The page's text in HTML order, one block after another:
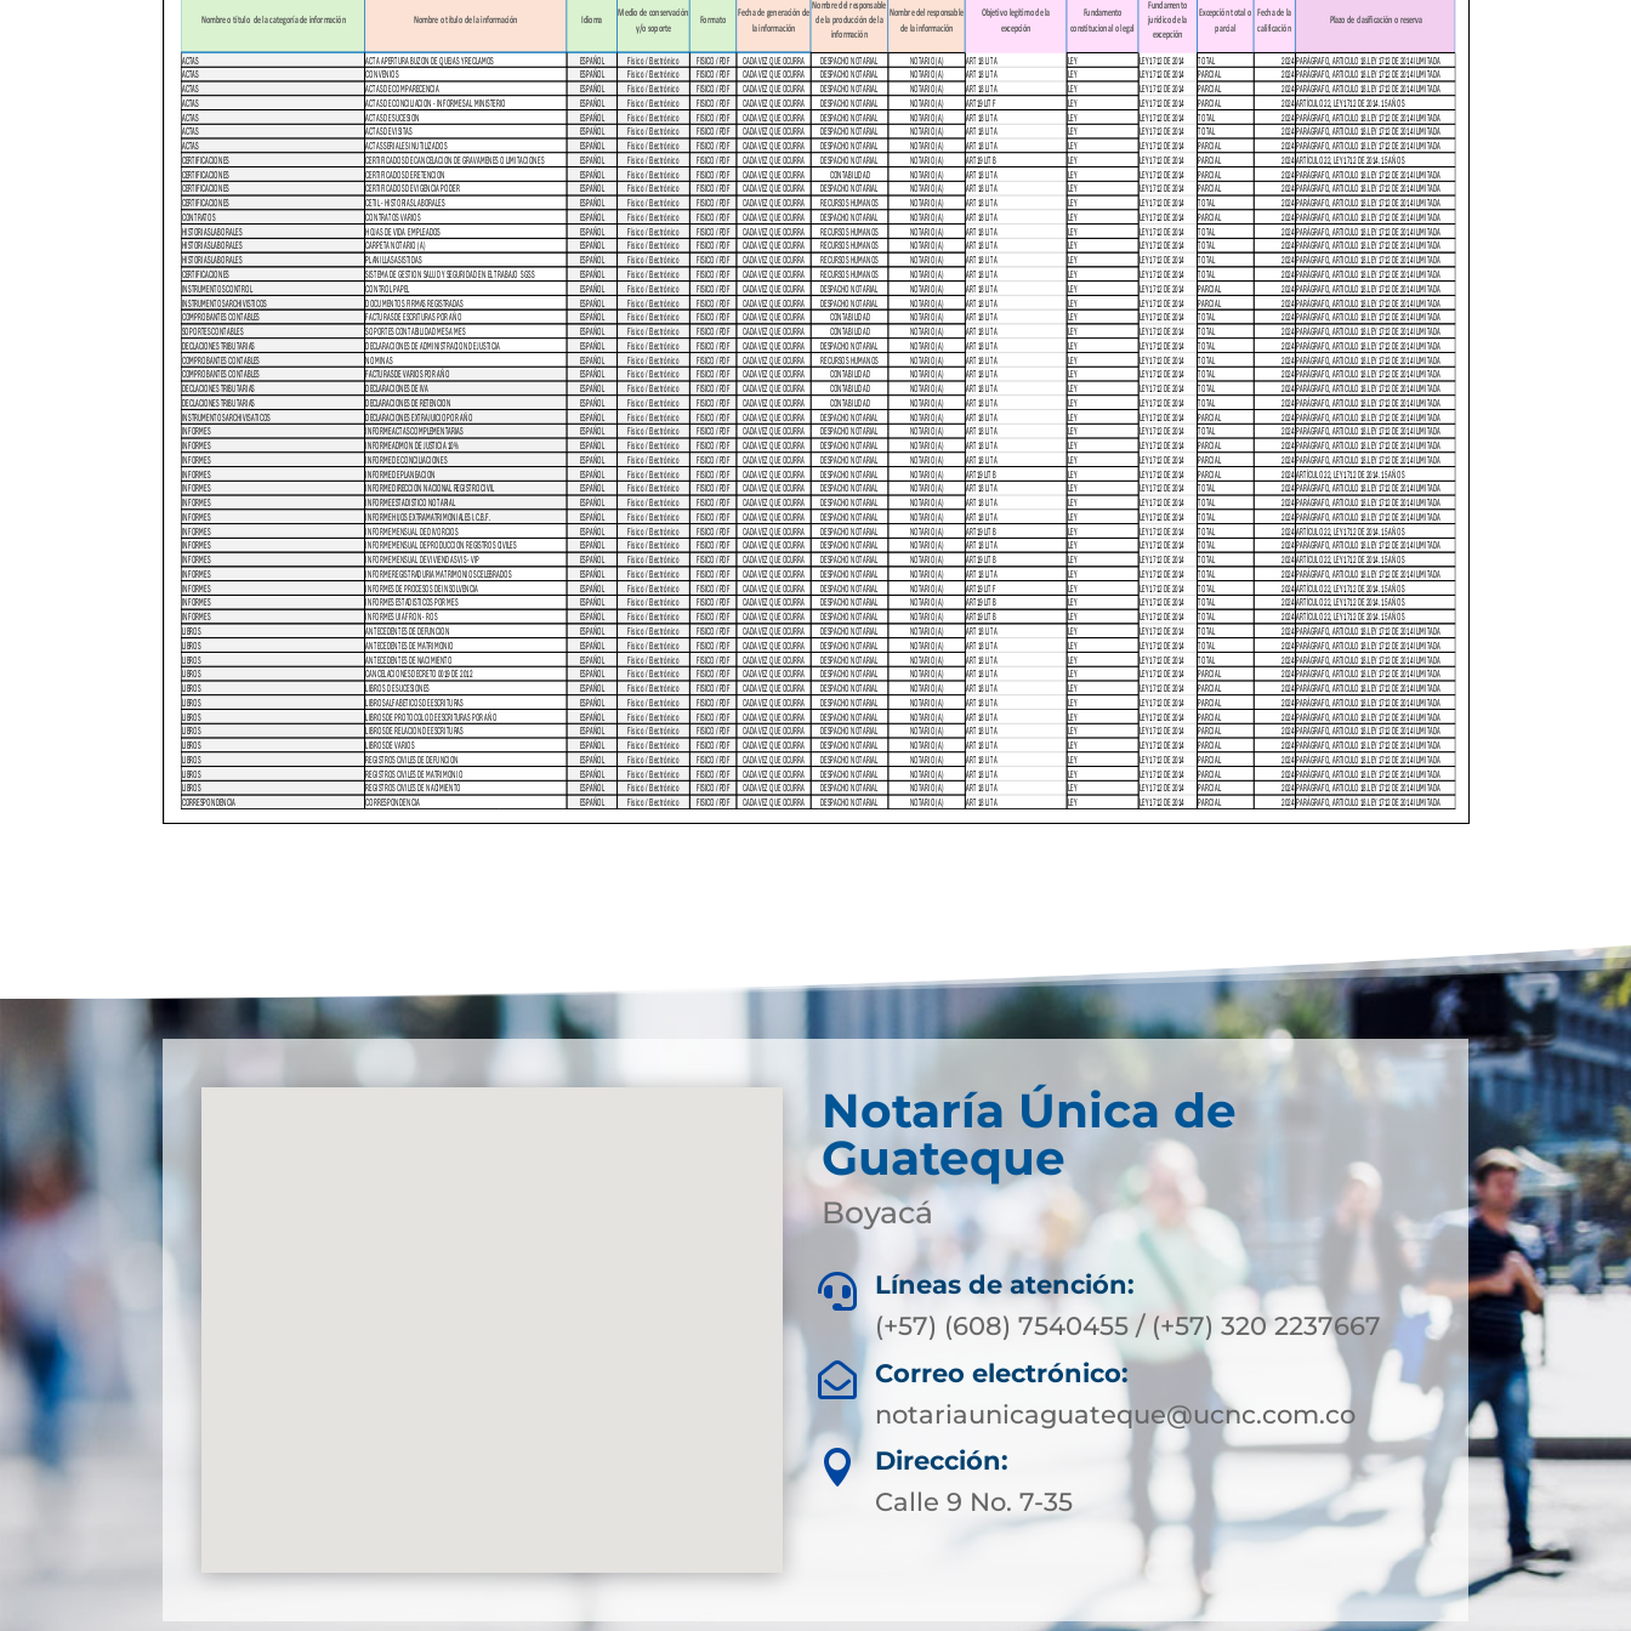
Notaría Única de
Guateque
Boyacá

Líneas de atención:
(+57) (608) 7540455 / (+57) 320 2237667

Correo electrónico:
notariaunicaguateque@ucnc.com.co

Dirección:
Calle 9 No. 7-35